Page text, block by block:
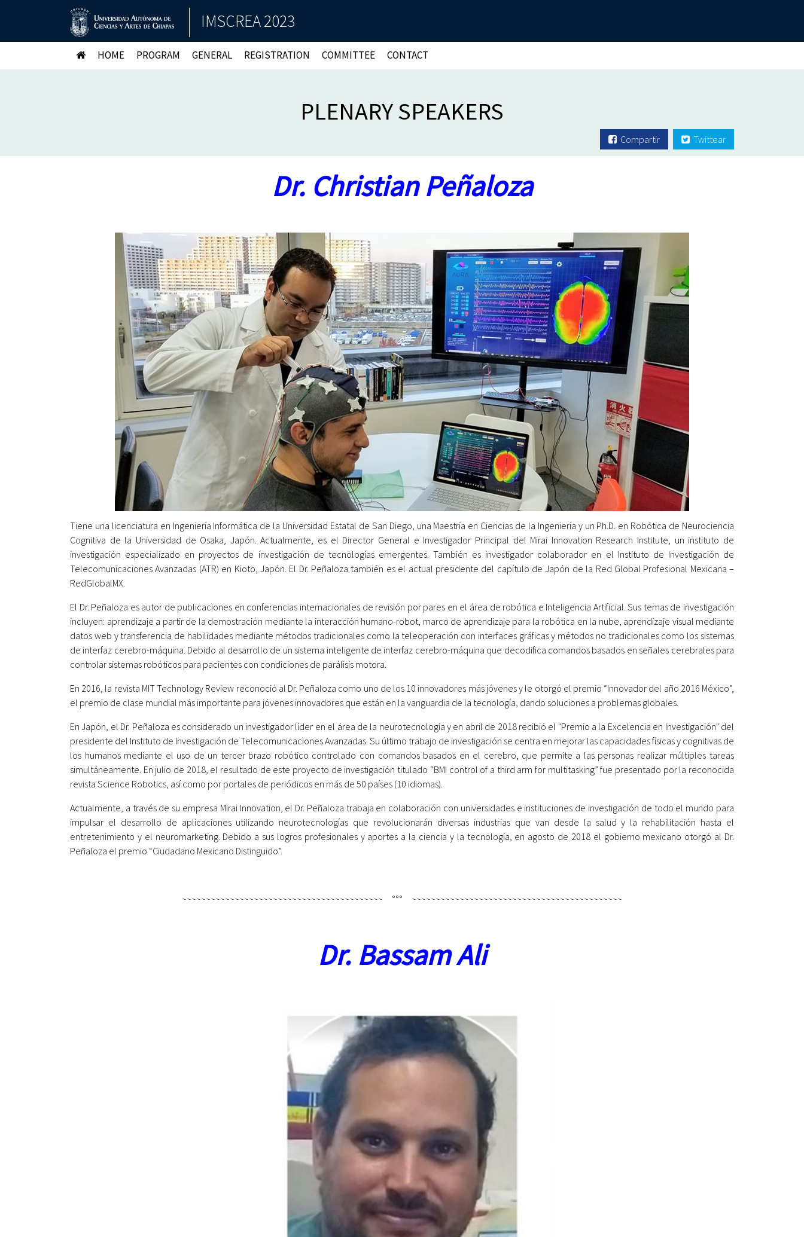
IMSCREA 2023
HOME PROGRAM GENERAL REGISTRATION COMMITTEE CONTACT
PLENARY SPEAKERS
Compartir Twittear
Dr. Christian Peñaloza
Tiene una licenciatura en Ingeniería Informática de la Universidad Estatal de San Diego, una Maestría en Ciencias de la Ingeniería y un Ph.D. en Robótica de Neurociencia
Cognitiva de la Universidad de Osaka, Japón. Actualmente, es el Director General e Investigador Principal del Mirai Innovation Research Institute, un instituto de
investigación especializado en proyectos de investigación de tecnologías emergentes. También es investigador colaborador en el Instituto de Investigación de
Telecomunicaciones Avanzadas (ATR) en Kioto, Japón. El Dr. Peñaloza también es el actual presidente del capítulo de Japón de la Red Global Profesional Mexicana –
RedGlobalMX.
El Dr. Peñaloza es autor de publicaciones en conferencias internacionales de revisión por pares en el área de robótica e Inteligencia Artificial. Sus temas de investigación
incluyen: aprendizaje a partir de la demostración mediante la interacción humano-robot, marco de aprendizaje para la robótica en la nube, aprendizaje visual mediante
datos web y transferencia de habilidades mediante métodos tradicionales como la teleoperación con interfaces gráficas y métodos no tradicionales como los sistemas
de interfaz cerebro-máquina. Debido al desarrollo de un sistema inteligente de interfaz cerebro-máquina que decodifica comandos basados en señales cerebrales para
controlar sistemas robóticos para pacientes con condiciones de parálisis motora.
En 2016, la revista MIT Technology Review reconoció al Dr. Peñaloza como uno de los 10 innovadores más jóvenes y le otorgó el premio “Innovador del año 2016 México”,
el premio de clase mundial más importante para jóvenes innovadores que están en la vanguardia de la tecnología, dando soluciones a problemas globales.
En Japón, el Dr. Peñaloza es considerado un investigador líder en el área de la neurotecnología y en abril de 2018 recibió el "Premio a la Excelencia en Investigación" del
presidente del Instituto de Investigación de Telecomunicaciones Avanzadas. Su último trabajo de investigación se centra en mejorar las capacidades físicas y cognitivas de
los humanos mediante el uso de un tercer brazo robótico controlado con comandos basados en el cerebro, que permite a las personas realizar múltiples tareas
simultáneamente. En julio de 2018, el resultado de este proyecto de investigación titulado “BMI control of a third arm for multitasking” fue presentado por la reconocida
revista Science Robotics, así como por portales de periódicos en más de 50 países (10 idiomas).
Actualmente, a través de su empresa Mirai Innovation, el Dr. Peñaloza trabaja en colaboración con universidades e instituciones de investigación de todo el mundo para
impulsar el desarrollo de aplicaciones utilizando neurotecnologías que revolucionarán diversas industrias que van desde la salud y la rehabilitación hasta el
entretenimiento y el neuromarketing. Debido a sus logros profesionales y aportes a la ciencia y la tecnología, en agosto de 2018 el gobierno mexicano otorgó al Dr.
Peñaloza el premio “Ciudadano Mexicano Distinguido”.
~~~~~~~~~~~~~~~~~~~~~~~~~~~~~~~~~~~~~~~~~~ °°° ~~~~~~~~~~~~~~~~~~~~~~~~~~~~~~~~~~~~~~~~~~~~
Dr. Bassam Ali